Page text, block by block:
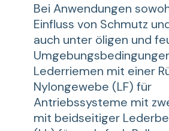
Bei Anwendungen
Einfluss von Schmutz
auch unter öligen und
Lederriemen mit einer
Nylongewebe (LF) für
Antriebssysteme mit
mit beidseitiger